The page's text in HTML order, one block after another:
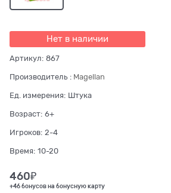
Нет в наличии
Артикул: 867
Производитель : Magellan
Ед. измерения: Штука
Возраст: 6+
Игроков: 2-4
Время: 10-20
460₽
+46 бонусов на бонусную карту